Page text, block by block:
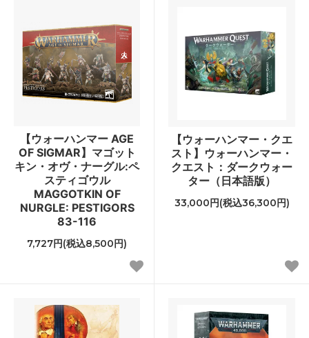
【ウォーハンマー AGE
OF SIGMAR】マゴット
キン・オヴ・ナーグル:ペ
スティゴウル
MAGGOTKIN OF
NURGLE: PESTIGORS
83-116
7,727円(税込8,500円)
【ウォーハンマー・クエ
スト】ウォーハンマー・
クエスト：ダークウォー
ター（日本語版）
33,000円(税込36,300円)